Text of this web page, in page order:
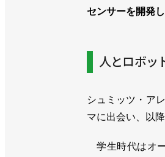
センサーを開発
人とロボッ
シュミッツ・ア
マに出会い、以
学生時代はオ